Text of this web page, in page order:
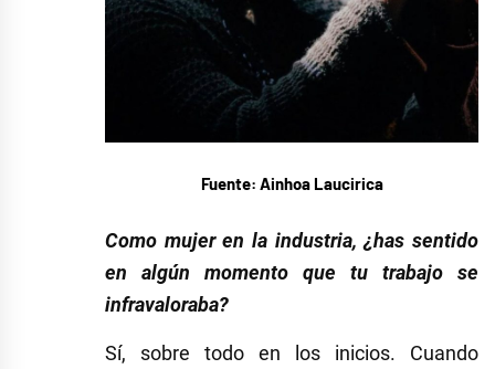
Fuente: Ainhoa Laucirica
Como mujer en la industria, ¿has sentido
en algún momento que tu trabajo se
infravaloraba?
Sí, sobre todo en los inicios. Cuando